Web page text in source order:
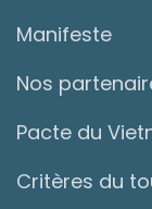
Manifeste
Nos
Pacte du
Critères du